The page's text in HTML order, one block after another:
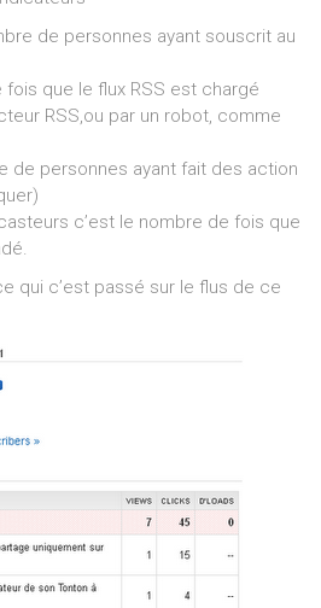
de personnes ayant souscrit au
fois que le flux RSS est chargé
RSS,ou par un robot, comme
de personnes ayant fait des action
c’est le nombre de fois que
qui c’est passé sur le flus de ce